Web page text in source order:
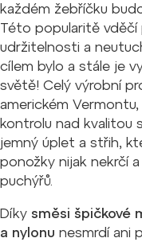
každém žebříčku
Této popularitě vděčí
udržitelnosti a
cílem bylo a stále je
světě! Celý výrobní
americkém
kontrolu nad kvalitou
jemný úplet a střih,
ponožky nijak nekrčí
puchýřů.
Díky směsi špičkové
a nylonu nesmrdí ani